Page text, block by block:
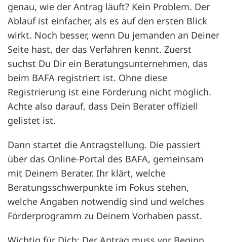
genau, wie der Antrag läuft? Kein Problem. Der
Ablauf ist einfacher, als es auf den ersten Blick
wirkt. Noch besser, wenn Du jemanden an Deiner
Seite hast, der das Verfahren kennt. Zuerst
suchst Du Dir ein Beratungsunternehmen, das
beim BAFA registriert ist. Ohne diese
Registrierung ist eine Förderung nicht möglich.
Achte also darauf, dass Dein Berater offiziell
gelistet ist.
Dann startet die Antragstellung. Die passiert
über das Online-Portal des BAFA, gemeinsam
mit Deinem Berater. Ihr klärt, welche
Beratungsschwerpunkte im Fokus stehen,
welche Angaben notwendig sind und welches
Förderprogramm zu Deinem Vorhaben passt.